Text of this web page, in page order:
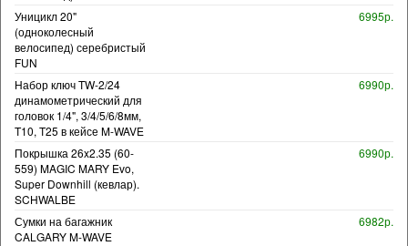
Уницикл 20"
(одноколесный
велосипед) серебристый
FUN
6995р.
Набор ключ TW-2/24
динамометрический для
головок 1/4", 3/4/5/6/8мм,
T10, T25 в кейсе M-WAVE
6990р.
Покрышка 26x2.35 (60-
559) MAGIC MARY Evo,
Super Downhill (кевлар).
SCHWALBE
6990р.
Сумки на багажник
CALGARY M-WAVE
6982р.